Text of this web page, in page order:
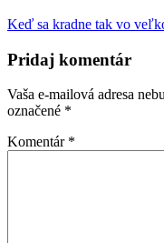
Navigácia
v
článku
Keď sa kradne tak vo
Pridaj komentár
Vaša e-mailová adresa
označené *
Komentár *